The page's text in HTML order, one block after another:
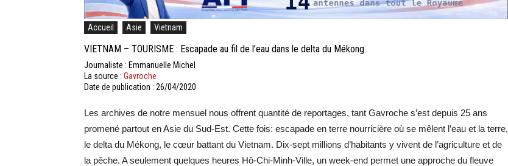
Accueil Asie Vietnam
VIETNAM – TOURISME : Escapade au fil de l’eau dans le delta du Mékong
Journaliste : Emmanuelle Michel
La source : Gavroche
Date de publication : 26/04/2020
Les archives de notre mensuel nous offrent quantité de reportages, tant Gavroche s’est depuis 25 ans
promené partout en Asie du Sud-Est. Cette fois: escapade en terre nourricière où se mêlent l’eau et la terre,
le delta du Mékong, le cœur battant du Vietnam. Dix-sept millions d’habitants y vivent de l’agriculture et de
la pêche. A seulement quelques heures Hô-Chi-Minh-Ville, un week-end permet une approche du fleuve